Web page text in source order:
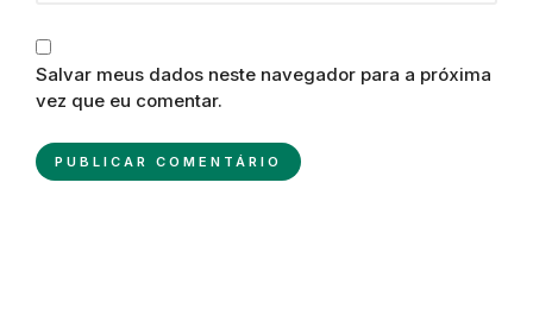
Salvar meus dados neste navegador para a próxima
vez que eu comentar.